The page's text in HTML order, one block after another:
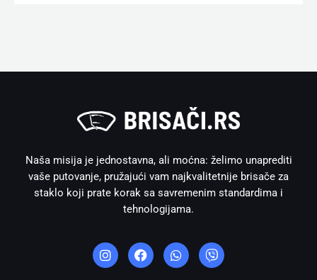
Naša misija je jednostavna, ali moćna: želimo unaprediti
vaše putovanje, pružajući vam najkvalitetnije brisače za
staklo koji prate korak sa savremenim standardima i
tehnologijama.
n
s
t
a
c
e
h
a
t
i
b
e